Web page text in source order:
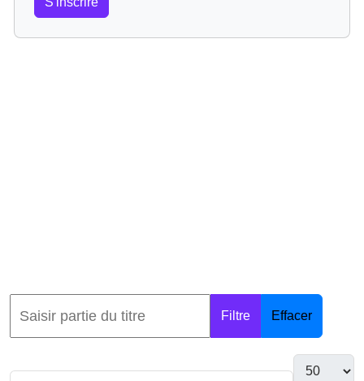
Filtre Effacer